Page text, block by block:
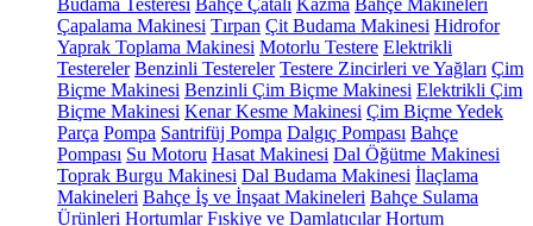
Budama Testeresi Bahçe Çatalı Kazma Bahçe Makineleri
Çapalama Makinesi Tırpan Çit Budama Makinesi Hidrofor
Yaprak Toplama Makinesi Motorlu Testere Elektrikli
Testereler Benzinli Testereler Testere Zincirleri ve Yağları Çim
Biçme Makinesi Benzinli Çim Biçme Makinesi Elektrikli Çim
Biçme Makinesi Kenar Kesme Makinesi Çim Biçme Yedek
Parça Pompa Santrifüj Pompa Dalgıç Pompası Bahçe
Pompası Su Motoru Hasat Makinesi Dal Öğütme Makinesi
Toprak Burgu Makinesi Dal Budama Makinesi İlaçlama
Makineleri Bahçe İş ve İnşaat Makineleri Bahçe Sulama
Ürünleri Hortumlar Fıskiye ve Damlatıcılar Hortum